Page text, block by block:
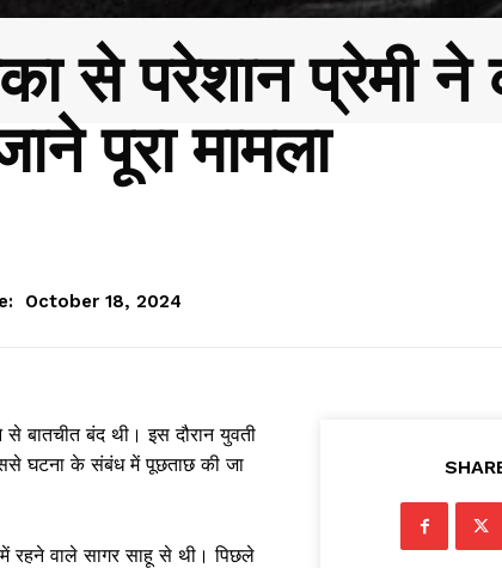
से परेशान प्रेमी ने
पूरा मामला
October 18, 2024
बातचीत बंद थी। इस दौरान युवती
घटना के संबंध में पूछताछ की जा
रहने वाले सागर साहू से थी। पिछले